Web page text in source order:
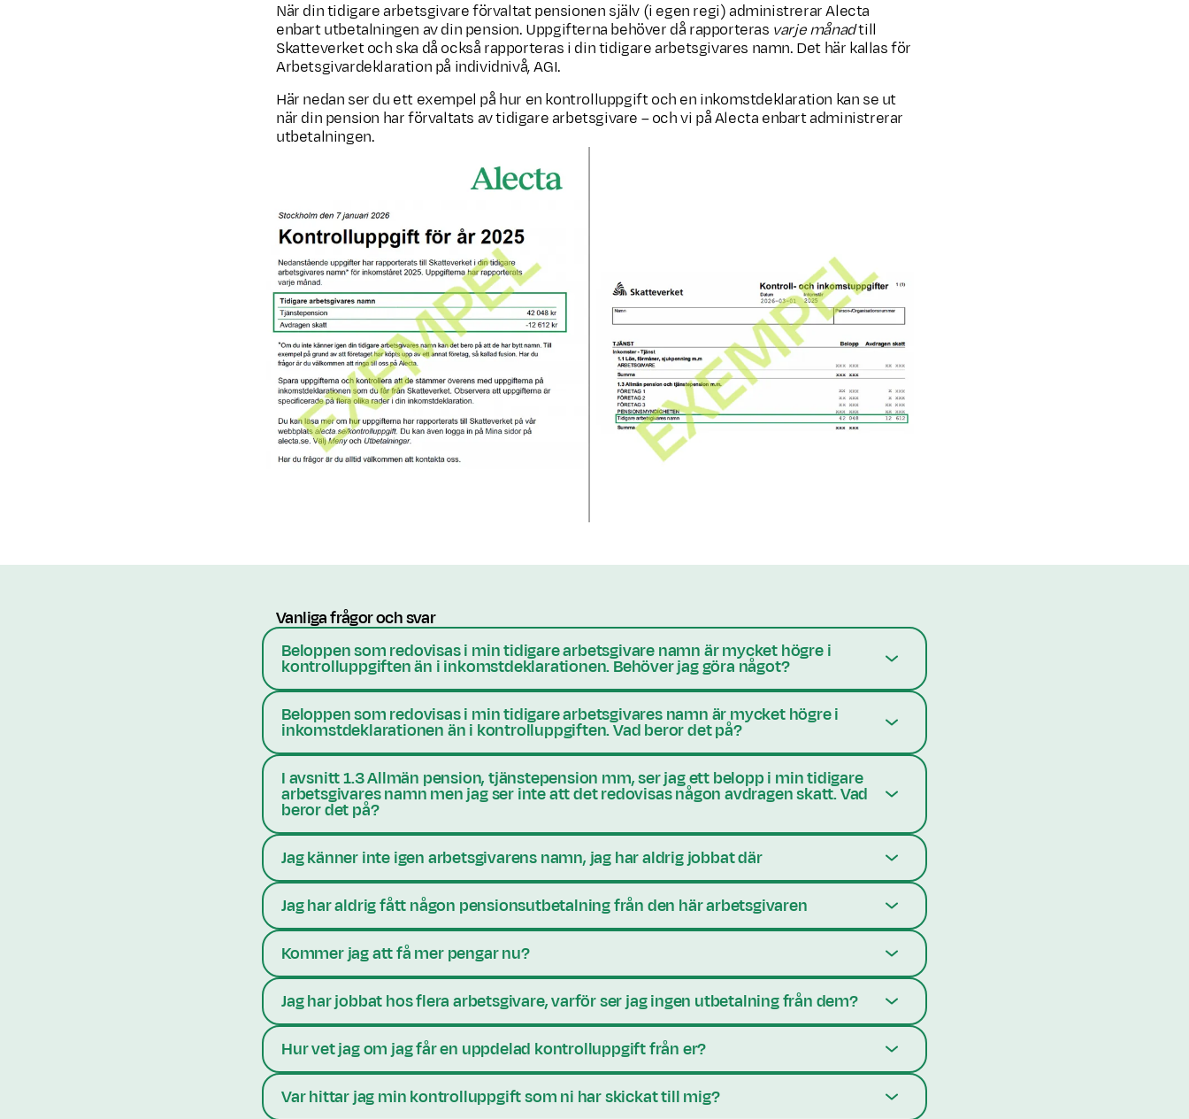
När din tidigare arbetsgivare förvaltat pensionen själv (i egen regi) administrerar Alecta
enbart utbetalningen av din pension. Uppgifterna behöver då rapporteras varje månadtill
Skatteverket och ska då också rapporteras i din tidigare arbetsgivares namn. Det här kallas för
Arbetsgivardeklaration på individnivå, AGI.
Här nedan ser du ett exempel på hur en kontrolluppgift och en inkomstdeklaration kan se ut
när din pension har förvaltats av tidigare arbetsgivare – och vi på Alecta enbart administrerar
utbetalningen.
Vanliga frågor och svar
Beloppen som redovisas i min tidigare arbetsgivare namn är mycket högre i
kontrolluppgiften än i inkomstdeklarationen. Behöver jag göra något?
Beloppen som redovisas i min tidigare arbetsgivares namn är mycket högre i
inkomstdeklarationen än i kontrolluppgiften. Vad beror det på?
I avsnitt 1.3 Allmän pension, tjänstepension mm, ser jag ett belopp i min tidigare
arbetsgivares namn men jag ser inte att det redovisas någon avdragen skatt. Vad
beror det på?
Jag känner inte igen arbetsgivarens namn, jag har aldrig jobbat där
Jag har aldrig fått någon pensionsutbetalning från den här arbetsgivaren
Kommer jag att få mer pengar nu?
Jag har jobbat hos flera arbetsgivare, varför ser jag ingen utbetalning från dem?
Hur vet jag om jag får en uppdelad kontrolluppgift från er?
Var hittar jag min kontrolluppgift som ni har skickat till mig?